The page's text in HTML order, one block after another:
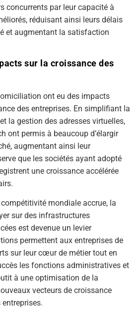
concurrents par leur capacité à
réduisant ainsi leurs délais
et augmentant la satisfaction
sur la croissance des
ont eu des impacts
des entreprises. En simplifiant la
la gestion des adresses virtuelles,
ont permis à beaucoup d’élargir
augmentant ainsi leur
que les sociétés ayant adopté
une croissance accélérée
mondiale accrue, la
sur des infrastructures
est devenue un levier
permettent aux entreprises de
sur leur cœur de métier tout en
les fonctions administratives et
à une optimisation de la
vecteurs de croissance